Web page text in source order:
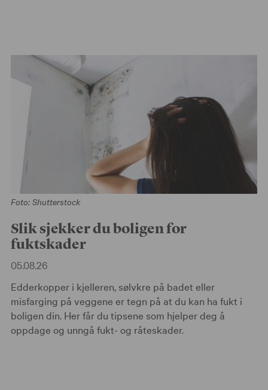
Foto: Shutterstock
Slik sjekker du boligen for
fuktskader
05.08.26
Edderkopper i kjelleren, sølvkre på badet eller
misfarging på veggene er tegn på at du kan ha fukt i
boligen din. Her får du tipsene som hjelper deg å
oppdage og unngå fukt- og råteskader.